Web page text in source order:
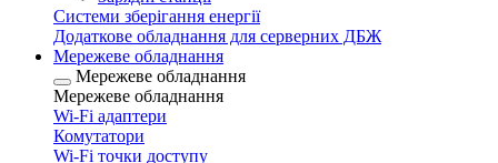
Системи зберігання енергії
Додаткове обладнання для серверних ДБЖ
Мережеве обладнання
Мережеве обладнання
Мережеве обладнання
Wi-Fi адаптери
Комутатори
Wi-Fi точки доступу